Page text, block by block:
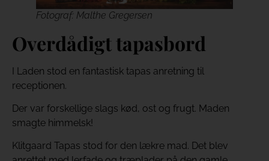
Fotograf: Malthe Gregersen
Overdådigt tapasbord
I Laden stod en fantastisk tapas anretning til
receptionen.
Der var forskellige slags kød, ost og frugt. Maden
smagte himmelsk!
Klitgaard Tapas stod for den lækre mad. Det blev